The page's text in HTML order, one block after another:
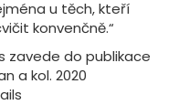
u těch, kteří
konvenčně.“
zavede do publikace
a kol. 2020